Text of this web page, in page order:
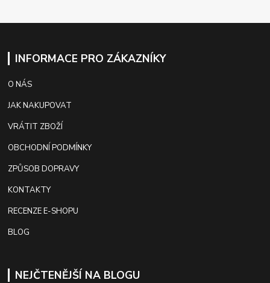
INFORMACE PRO ZÁKAZNÍKY
O NÁS
JAK NAKUPOVAT
VRÁTIT ZBOŽÍ
OBCHODNÍ PODMÍNKY
ZPŮSOB DOPRAVY
KONTAKTY
RECENZE E-SHOPU
BLOG
NEJČTENĚJŠÍ NA BLOGU